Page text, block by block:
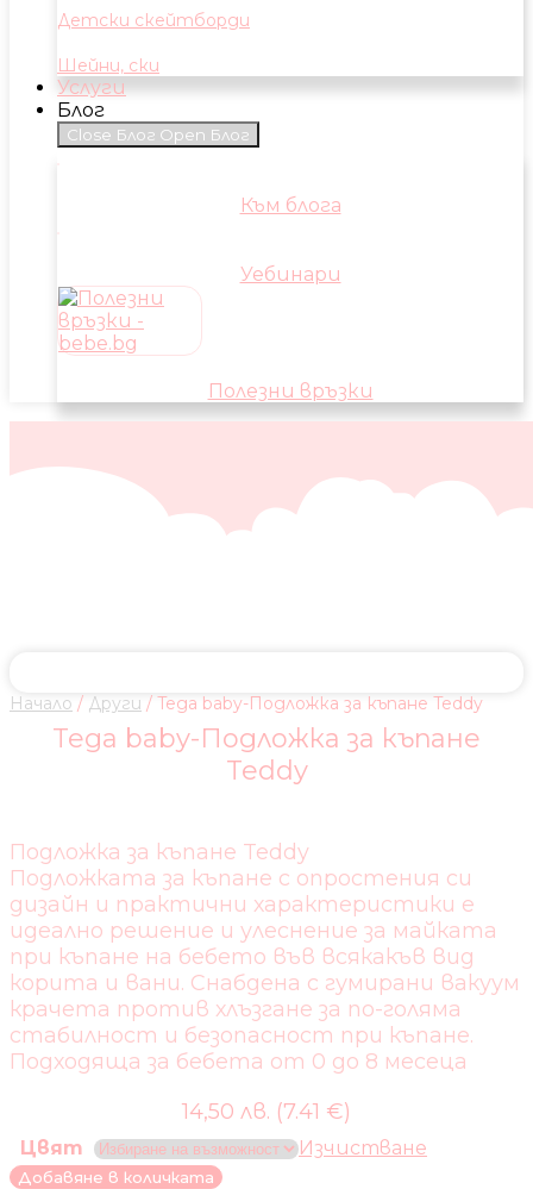
Детски скейтборди
Шейни, ски
Услуги
Блог
Close Блог Open Блог
Към блога
Уебинари
Полезни връзки
Начало / Други / Tega baby-Подложка за къпане Teddy
Tega baby-Подложка за къпане
Teddy
Подложка за къпане Teddy
Подложката за къпане с опростения си
дизайн и практични характеристики е
идеално решение и улеснение за майката
при къпане на бебето във всякакъв вид
корита и вани. Снабдена с гумирани вакуум
крачета против хлъзгане за по-голяма
стабилност и безопасност при къпане.
Подходяща за бебета от 0 до 8 месеца
14,50 лв. (7.41 €)
Цвят
Изчистване
количество
Добавяне в количката